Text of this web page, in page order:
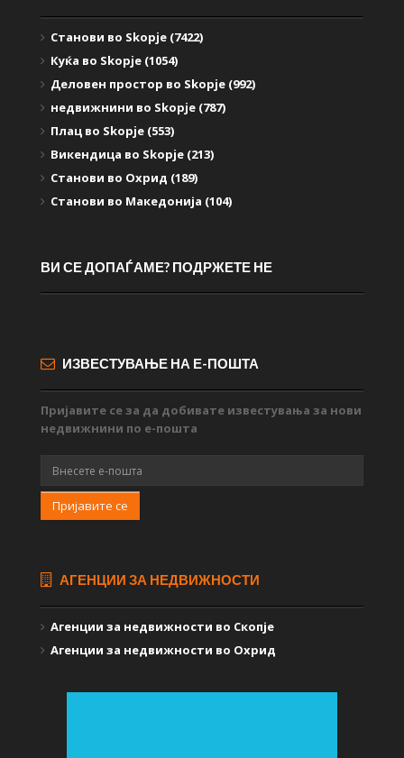
Станови во Skopje (7422)
Куќа во Skopje (1054)
Деловен простор во Skopje (992)
недвижнини во Skopje (787)
Плац во Skopje (553)
Викендица во Skopje (213)
Станови во Охрид (189)
Станови во Македонија (104)
ВИ СЕ ДОПАЃАМЕ? ПОДРЖЕТЕ НЕ
ИЗВЕСТУВАЊЕ НА Е-ПОШТА
Пријавите се за да добивате известувања за нови
недвижнини по е-пошта
Пријавите се
АГЕНЦИИ ЗА НЕДВИЖНОСТИ
Агенции за недвижности во Скопје
Агенции за недвижности во Охрид